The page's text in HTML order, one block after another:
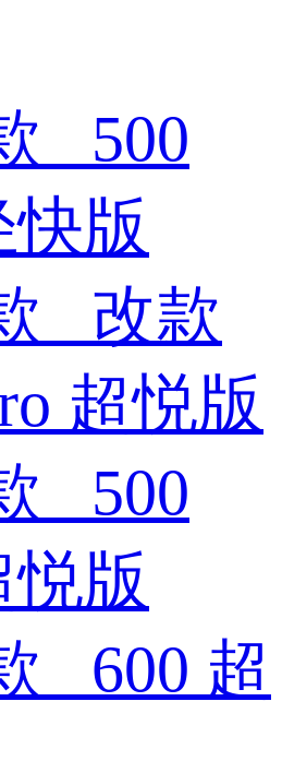
500
快版
改款
超悦版
500
悦版
600 超